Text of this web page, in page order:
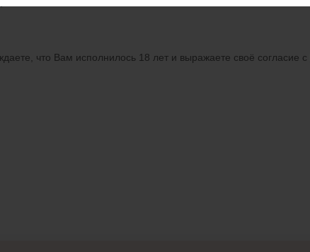
что Вам исполнилось 18 лет и выражаете своё согласие с